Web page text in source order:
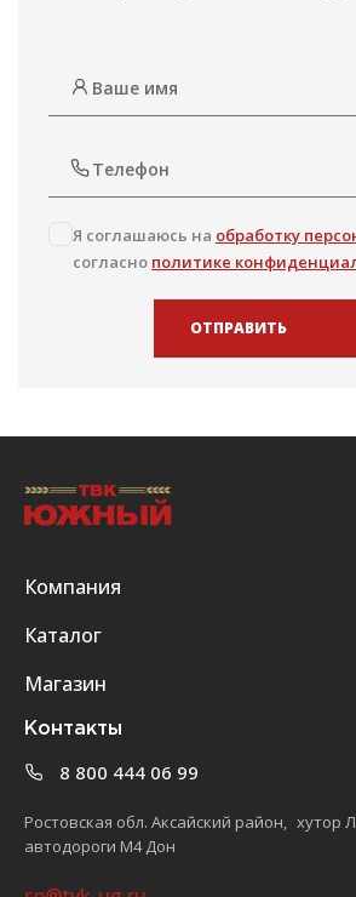
Я соглашаюсь на обработку
согласно политике
ОТПРАВИТЬ
Компания
Каталог
Магазин
Контакты
8 800 444 06 99
Ростовская обл. Аксайский район, хутор
автодороги М4 Дон